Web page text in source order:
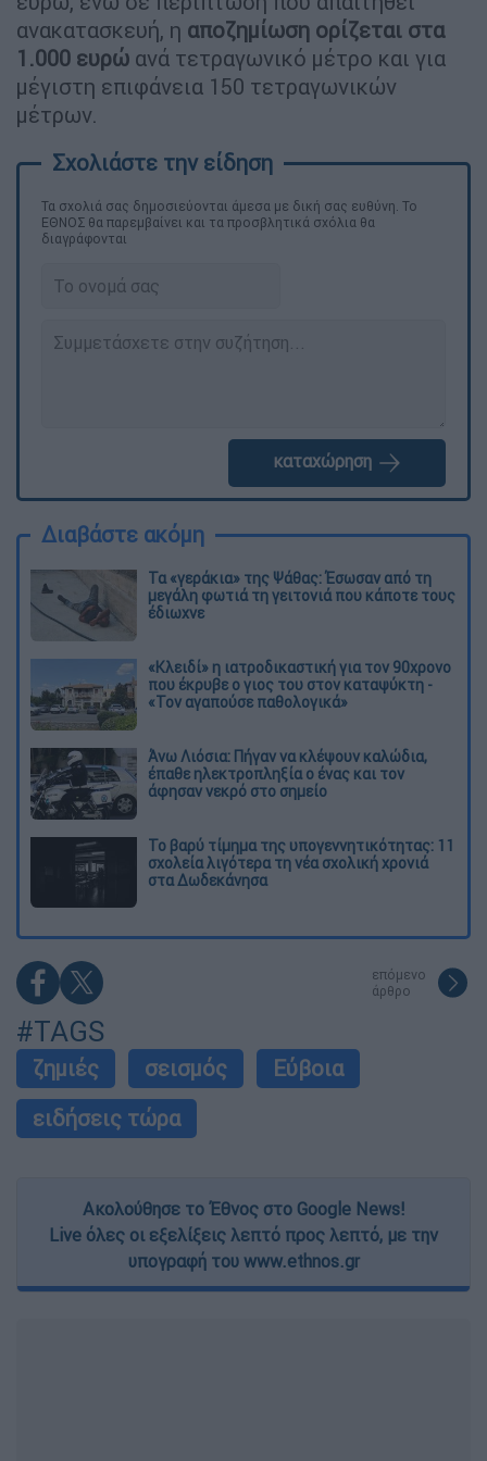
ανακατασκευή, η αποζημίωση ορίζεται στα
1.000 ευρώ ανά τετραγωνικό μέτρο και για
μέγιστη επιφάνεια 150 τετραγωνικών
μέτρων.
Τα σχολιά σας δημοσιεύονται άμεσα με δική σας ευθύνη. Το
ΕΘΝΟΣ θα παρεμβαίνει και τα προσβλητικά σχόλια θα
διαγράφονται
καταχώρηση
Διαβάστε ακόμη
Τα «γεράκια» της Ψάθας: Έσωσαν από τη
μεγάλη φωτιά τη γειτονιά που κάποτε τους
έδιωχνε
«Κλειδί» η ιατροδικαστική για τον 90χρονο
που έκρυβε ο γιος του στον καταψύκτη -
«Τον αγαπούσε παθολογικά»
Άνω Λιόσια: Πήγαν να κλέψουν καλώδια,
έπαθε ηλεκτροπληξία ο ένας και τον
άφησαν νεκρό στο σημείο
Το βαρύ τίμημα της υπογεννητικότητας: 11
σχολεία λιγότερα τη νέα σχολική χρονιά
στα Δωδεκάνησα
επόμενο
άρθρο
#TAGS
ζημιές σεισμός
Εύβοια
ειδήσεις τώρα
Ακολούθησε το Έθνος στο Google News!
Live όλες οι εξελίξεις λεπτό προς λεπτό, με την
υπογραφή του www.ethnos.gr